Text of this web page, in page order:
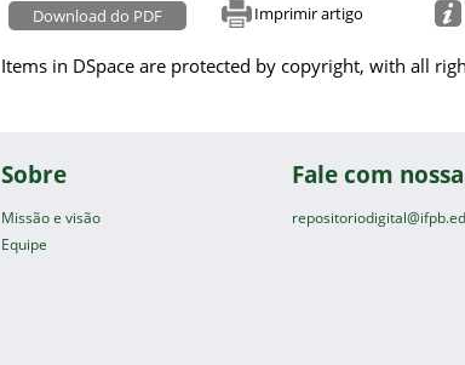
Download do PDF Imprimir artigo
Items in DSpace are protected by copyright, with all
Sobre
Missão e visão
Equipe
Fale com